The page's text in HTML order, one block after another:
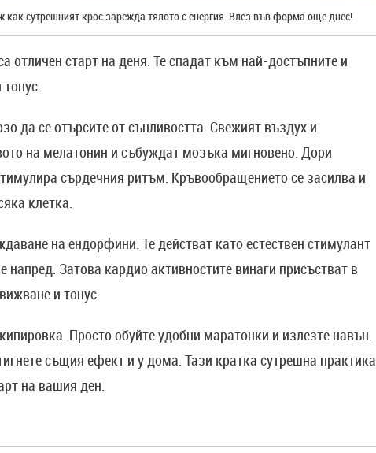
сутрешният крос зарежда тялото с енергия. Влез във форма още днес!
отличен старт на деня. Те спадат към най-достъпните и
да се отърсите от сънливостта. Свежият въздух и
на мелатонин и събуждат мозъка мигновено. Дори
сърдечния ритъм. Кръвообращението се засилва и
клетка.
на ендорфини. Те действат като естествен стимулант
напред. Затова кардио активностите винаги присъстват в
и тонус.
Просто обуйте удобни маратонки и излезте навън.
същия ефект и у дома. Тази кратка сутрешна практика
на вашия ден.